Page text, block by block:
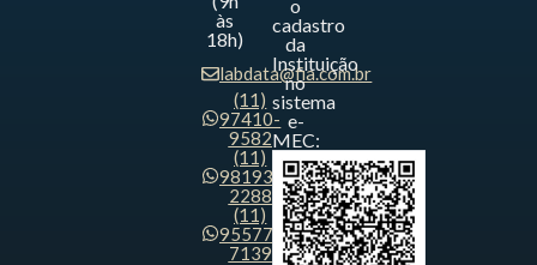
às
18h)
labdata@fia.com.br
(11)
97410-
9582
(11)
98193-
2288
(11)
95577-
7139
o
cadastro
da
Instituição
no
sistema
e-
MEC: